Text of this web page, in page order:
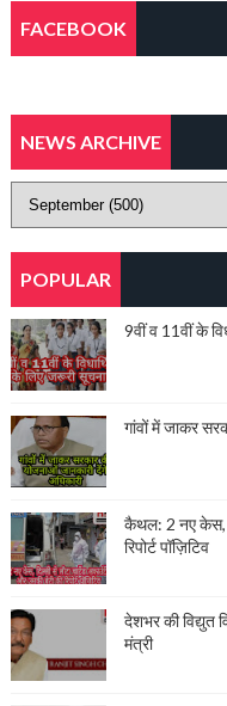
FACEBOOK
NEWS ARCHIVE
POPULAR
9वीं व 11वीं के
गांवों में जाकर
कैथल: 2 नए केस,
रिपोर्ट पॉज़िटिव
देशभर की विद्युत
मंत्री